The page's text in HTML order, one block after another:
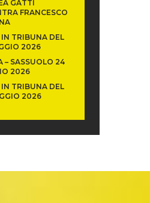
GATTI
FRANCESCO
IN TRIBUNA DEL
2026
– SASSUOLO 24
2026
IN TRIBUNA DEL
2026